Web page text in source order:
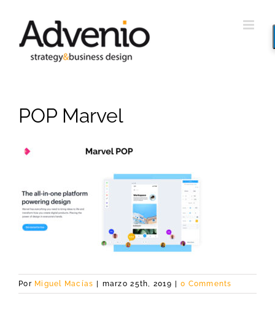
contenido
POP Marvel
Por Miguel Macías marzo 25th, 2019 0 Comments